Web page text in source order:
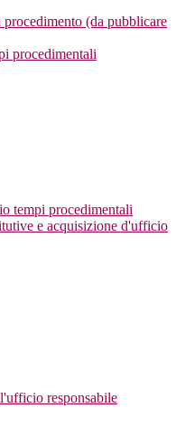
(da pubblicare
procedimentali
tempi procedimentali
e acquisizione d'ufficio
responsabile